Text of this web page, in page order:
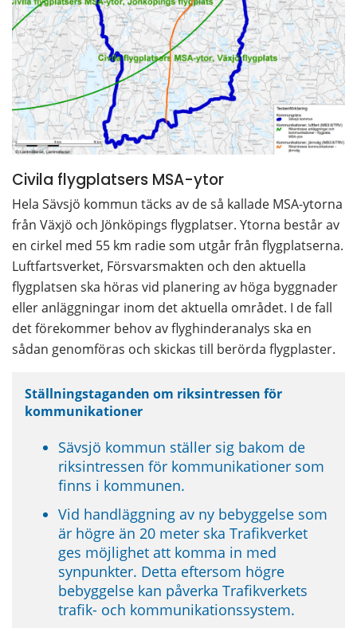
Civila flygplatsers MSA-ytor
Hela Sävsjö kommun täcks av de så kallade MSA-ytorna
från Växjö och Jönköpings flygplatser. Ytorna består av
en cirkel med 55 km radie som utgår från flygplatserna.
Luftfartsverket, Försvarsmakten och den aktuella
flygplatsen ska höras vid planering av höga byggnader
eller anläggningar inom det aktuella området. I de fall
det förekommer behov av flyghinderanalys ska en
sådan genomföras och skickas till berörda flygplaster.
Ställningstaganden om riksintressen för
kommunikationer
Sävsjö kommun ställer sig bakom de
riksintressen för kommunikationer som
finns i kommunen.
Vid handläggning av ny bebyggelse som
är högre än 20 meter ska Trafikverket
ges möjlighet att komma in med
synpunkter. Detta eftersom högre
bebyggelse kan påverka Trafikverkets
trafik- och kommunikationssystem.